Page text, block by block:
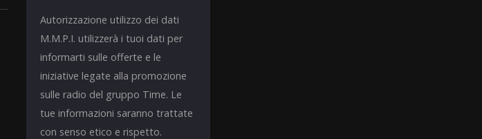
Autorizzazione utilizzo dei dati
M.M.P.I. utilizzerà i tuoi dati per
informarti sulle offerte e le
iniziative legate alla promozione
sulle radio del gruppo Time. Le
tue informazioni saranno trattate
con senso etico e rispetto.